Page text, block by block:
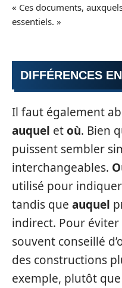
« Ces documents,
essentiels. »
DIFFÉRENCES
Il faut également
auquel etoù. Bien
puissent sembler
interchangeables.
utilisé pour
tandis que auquel
indirect. Pour
souvent conseillé
des constructions
exemple, plutôt que